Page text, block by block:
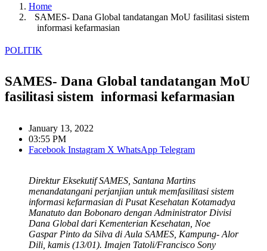
Home
SAMES- Dana Global tandatangan MoU fasilitasi sistem
informasi kefarmasian
POLITIK
SAMES- Dana Global tandatangan MoU
fasilitasi sistem informasi kefarmasian
January 13, 2022
03:55 PM
Facebook Instagram X WhatsApp Telegram
Direktur Eksekutif SAMES, Santana Martins
menandatangani perjanjian untuk memfasilitasi sistem
informasi kefarmasian di Pusat Kesehatan Kotamadya
Manatuto dan Bobonaro dengan Administrator Divisi
Dana Global dari Kementerian Kesehatan, Noe
Gaspar Pinto da Silva di Aula SAMES, Kampung- Alor
Dili, kamis (13/01). Imajen Tatoli/Francisco Sony